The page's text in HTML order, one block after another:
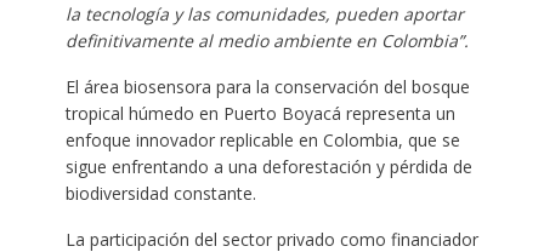
la tecnología y las comunidades, pueden aportar
definitivamente al medio ambiente en Colombia”.
El área biosensora para la conservación del bosque
tropical húmedo en Puerto Boyacá representa un
enfoque innovador replicable en Colombia, que se
sigue enfrentando a una deforestación y pérdida de
biodiversidad constante.
La participación del sector privado como financiador